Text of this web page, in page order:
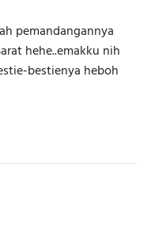
pemandangannya
hehe..emakku nih
bestienya heboh